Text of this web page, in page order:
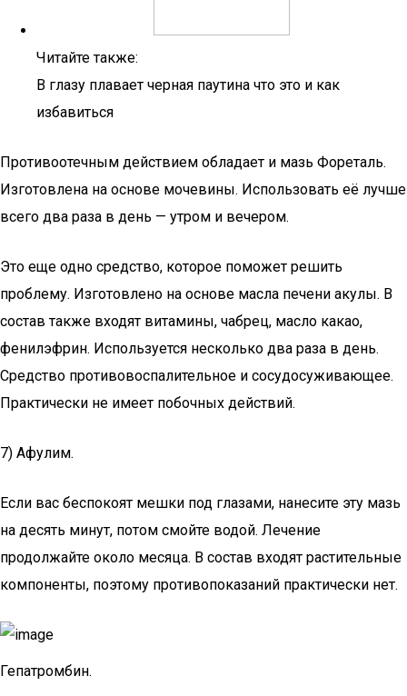
Читайте также:
В глазу плавает черная паутина что это и как
избавиться
Противоотечным действием обладает и мазь Фореталь.
Изготовлена на основе мочевины. Использовать её лучше
всего два раза в день — утром и вечером.
Это еще одно средство, которое поможет решить
проблему. Изготовлено на основе масла печени акулы. В
состав также входят витамины, чабрец, масло какао,
фенилэфрин. Используется несколько два раза в день.
Средство противовоспалительное и сосудосуживающее.
Практически не имеет побочных действий.
7) Афулим.
Если вас беспокоят мешки под глазами, нанесите эту мазь
на десять минут, потом смойте водой. Лечение
продолжайте около месяца. В состав входят растительные
компоненты, поэтому противопоказаний практически нет.
Гепатромбин.